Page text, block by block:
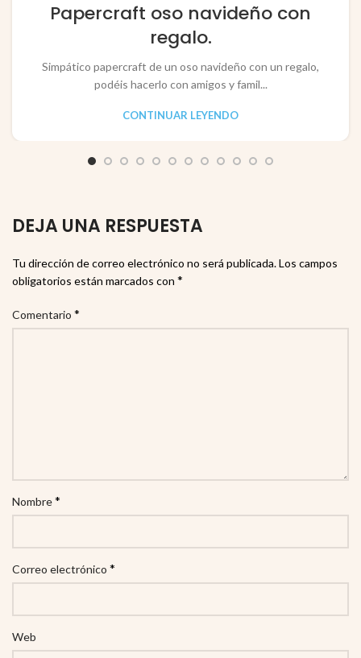
RECORTABLES PAPERCRAFT
Papercraft oso navideño con
regalo.
Simpático papercraft de un oso navideño con un regalo,
podéis hacerlo con amigos y famil...
CONTINUAR LEYENDO
DEJA UNA RESPUESTA
Tu dirección de correo electrónico no será publicada.Los campos
obligatorios están marcados con *
Comentario *
Nombre*
Correo electrónico *
Web